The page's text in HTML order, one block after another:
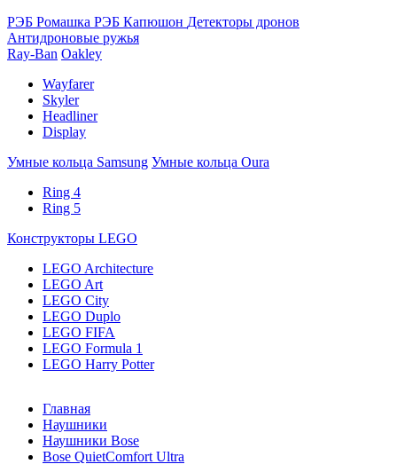
РЭБ Ромашка РЭБ Капюшон Детекторы дронов
Антидроновые ружья
Ray-Ban Oakley
Wayfarer
Skyler
Headliner
Display
Умные кольца Samsung Умные кольца Oura
Ring 4
Ring 5
Конструкторы LEGO
LEGO Architecture
LEGO Art
LEGO City
LEGO Duplo
LEGO FIFA
LEGO Formula 1
LEGO Harry Potter
Главная
Наушники
Наушники Bose
Bose QuietComfort Ultra